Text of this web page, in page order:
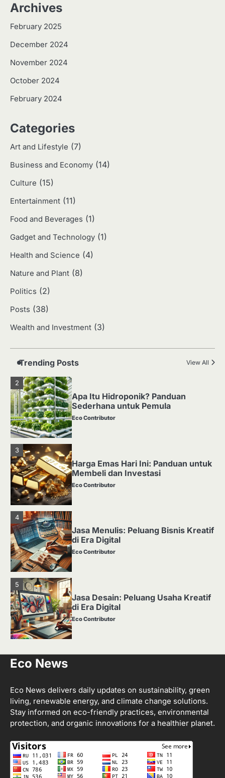
Archives
February 2025
December 2024
November 2024
October 2024
February 2024
Categories
Art and Lifestyle (7)
Business and Economy (14)
Culture (15)
Entertainment (11)
Food and Beverages (1)
Gadget and Technology (1)
Health and Science (4)
Nature and Plant (8)
Politics (2)
Posts (38)
Wealth and Investment (3)
Trending Posts View All
2
Harga Emas Hari Ini: Panduan untuk
Eco Contributor
4
Jasa Menulis: Peluang Bisnis Kreatif
di Era Digital
Eco Contributor
Jasa Desain: Peluang Usaha Kreatif
di Era Digital
Media Tanam: Jenis, Fungsi, dan
Eco Contributor
2
Apa Itu Hidroponik? Panduan
Sederhana untuk Pemula
Eco Contributor
3
Harga Emas Hari Ini: Panduan untuk
Membeli dan Investasi
Eco Contributor
4
Jasa Menulis: Peluang Bisnis Kreatif
di Era Digital
Eco Contributor
5
Jasa Desain: Peluang Usaha Kreatif
di Era Digital
Eco Contributor
Eco Contributor
Sederhana untuk Pemula
Eco Contributor
Eco News
Eco News delivers daily updates on sustainability, green
living, renewable energy, and climate change solutions.
Stay informed on eco-friendly practices, environmental
protection, and organic innovations for a healthier planet.